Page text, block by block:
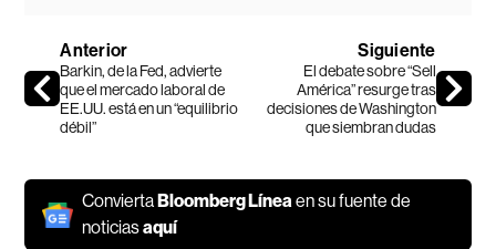
Anterior
Barkin, de la Fed, advierte
que el mercado laboral de
EE.UU. está en un “equilibrio
débil”
Siguiente
El debate sobre “Sell
América” resurge tras
decisiones de Washington
que siembran dudas
Convierta Bloomberg Líneaen su fuente de
noticiasaquí